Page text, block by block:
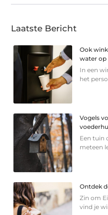
Laatste Bericht
Ook
water op
In een
het
Vogels
Een tuin
meteen
Ontdek
Zin om
vind je